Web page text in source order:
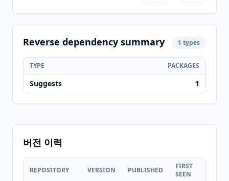
Reverse dependency summary 1 types
TYPE PACKAGES
Suggests 1
버전 이력
REPOSITORY VERSION PUBLISHED
FIRST
SEEN